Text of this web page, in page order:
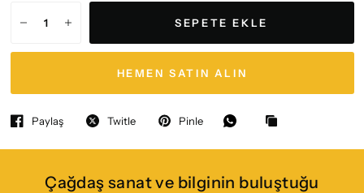
SEPETE EKLE
HEMEN SATIN ALIN
Paylaş Twitle Pinle
Çağdaş sanat ve bilginin buluştuğu